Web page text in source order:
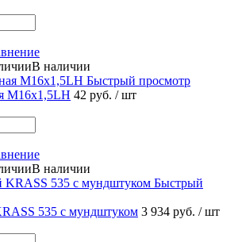
В наличии
Быстрый просмотр
М16х1,5LH 42 руб. / шт
В наличии
Быстрый
535 с мундштуком 3 934 руб. / шт